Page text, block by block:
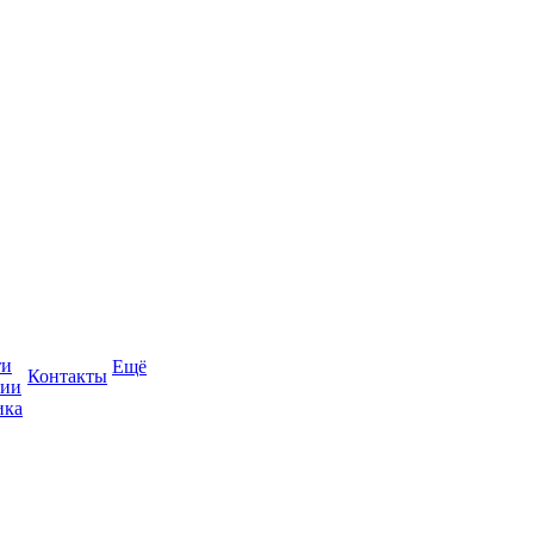
Контакты Ещё